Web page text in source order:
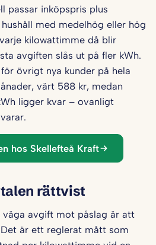
passar inköpspris plus
med medelhög eller hög
kilowattimme då blir
avgiften slås ut på fler kWh.
övrigt nya kunder på hela
värt 588 kr, medan
ligger kvar – ovanligt
hos Skellefteå Kraft
rättvist
avgift mot påslag är att
är ett reglerat mått som